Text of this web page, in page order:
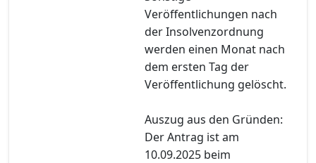
Veröffentlichungen nach
der Insolvenzordnung
werden einen Monat nach
dem ersten Tag der
Veröffentlichung gelöscht.
Auszug aus den Gründen:
Der Antrag ist am
10.09.2025 beim